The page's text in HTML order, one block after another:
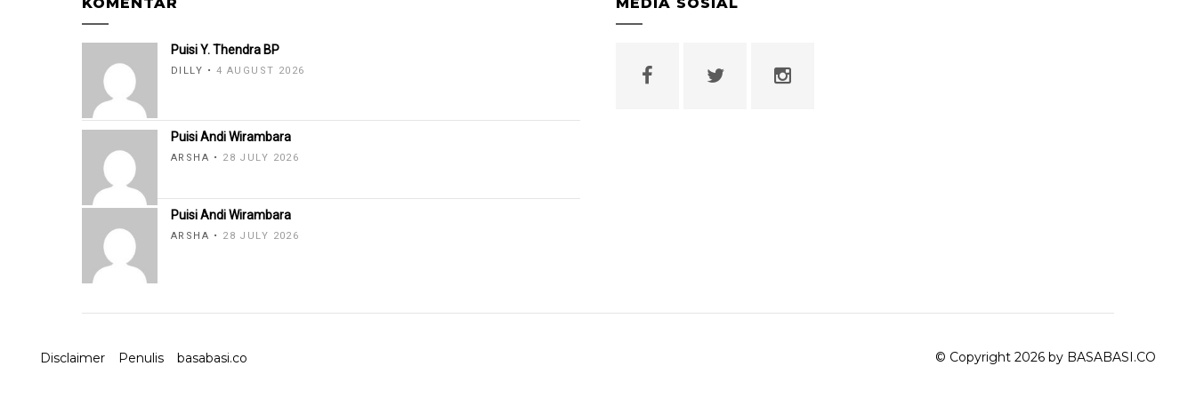
Puisi Y. Thendra BP
DILLY 4 AUGUST 2026
Puisi Andi Wirambara
ARSHA 28 JULY 2026
Puisi Andi Wirambara
ARSHA 28 JULY 2026
Disclaimer Penulis basabasi.co © Copyright 2026 by BASABASI.CO